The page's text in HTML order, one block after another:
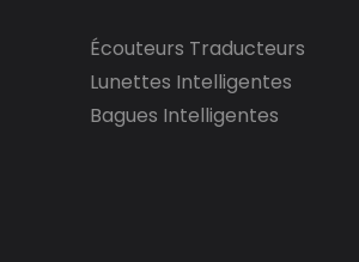
Écouteurs Traducteurs
Lunettes Intelligentes
Bagues Intelligentes